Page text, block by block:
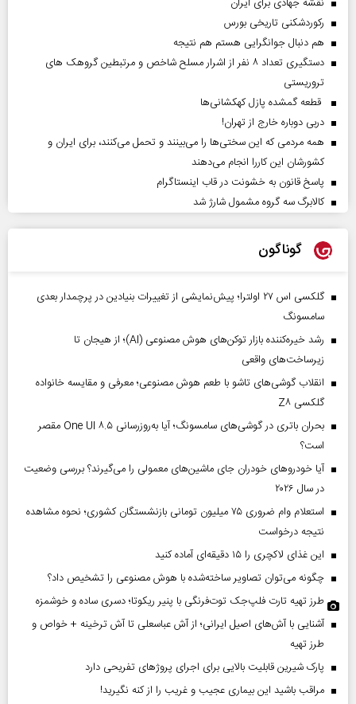
رکوردشکنی تاریخی بورس
هم دنبال جوانگرایی هستم هم نتیجه
دستگیری تعداد ۸ نفر از اشرار مسلح شاخص و مرتبطین گروهک های
تروریستی
قطعه گمشده پازل کهکشانی‌ها
دربی دوباره خارج از تهران!
همه مردمی که این سختی‌ها را می‌بینند و تحمل می‌کنند، برای ایران و
کشورشان این کاررا انجام می‌دهند
پاسخ قانون به خشونت در قاب اینستاگرام
کالابرگ سه گروه مشمول شارژ شد
گوناگون
گلکسی اس ۲۷ اولترا؛ پیش‌نمایشی از تغییرات بنیادین در پرچمدار بعدی
سامسونگ
رشد خیره‌کننده بازار توکن‌های هوش مصنوعی (AI)؛ از هیجان تا
زیرساخت‌های واقعی
انقلاب گوشی‌های تاشو‌ با طعم هوش مصنوعی؛ معرفی و مقایسه خانواده
گلکسی Z۸
بحران باتری در گوشی‌های سامسونگ؛ آیا به‌روزرسانی One UI ۸.۵ مقصر
است؟
آیا خودروهای خودران جای ماشین‌های معمولی را می‌گیرند؟ بررسی وضعیت
در سال ۲۰۲۶
استعلام وام ضروری ۷۵ میلیون تومانی بازنشستگان کشوری؛ نحوه مشاهده
نتیجه درخواست
این غذای لاکچری را ۱۵ دقیقه‌ای آماده کنید
چگونه می‌توان تصاویر ساخته‌شده با هوش مصنوعی را تشخیص داد؟
طرز تهیه تارت فلپ‌جک توت‌فرنگی با پنیر ریکوتا؛ دسری ساده و خوشمزه
آشنایی با آش‌های اصیل ایرانی؛ از آش عباسعلی تا آش ترخینه + خواص و
طرز تهیه
پارک شیرین قابلیت‌ بالایی برای اجرای پروژهای تفریحی دارد
مراقب باشید این بیماری عجیب و غریب را از کنه نگیرید!